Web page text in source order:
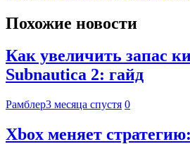
Похожие новости
Как увеличить запас
Subnautica 2: гайд
Рамблер3 месяца спустя 0
Xbox меняет